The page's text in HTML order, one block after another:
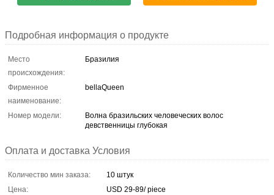
Подробная информация о продукте
Место
происхождения:
Бразилия
Фирменное
наименование:
bellaQueen
Номер модели:
Волна бразильских человеческих волос
девственницы глубокая
Оплата и доставка Условия
Количество мин заказа:
10 штук
Цена:
USD 29-89/ piece